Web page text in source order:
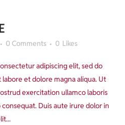
0 Comments 0 Likes
adipiscing elit, sed do
et dolore magna aliqua. Ut
exercitation ullamco laboris
Duis aute irure dolor in